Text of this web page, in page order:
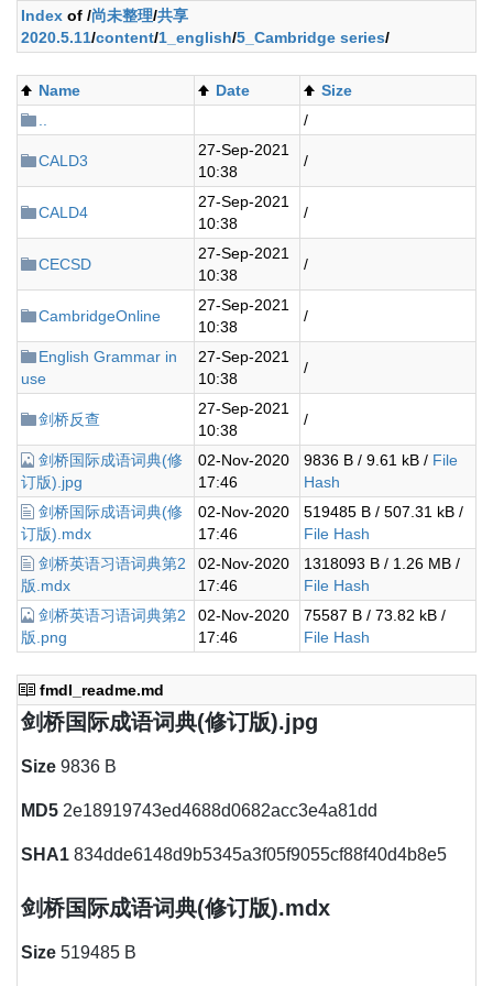
Index of /尚未整理/共享
2020.5.11/content/1_english/5_Cambridge series/
Name Date
Size
/
CALD3
27-Sep-2021
10:38
/
CALD4
27-Sep-2021
10:38
/
CECSD
27-Sep-2021
10:38
/
CambridgeOnline
27-Sep-2021
10:38
/
English Grammar in
use
27-Sep-2021
10:38
/
剑桥反查
27-Sep-2021
10:38
/
剑桥国际成语词典(修
订版).jpg
02-Nov-2020
17:46
9836 B / 9.61 kB / File
Hash
剑桥国际成语词典(修
订版).mdx
02-Nov-2020
17:46
519485 B / 507.31 kB /
File Hash
剑桥英语习语词典第2
版.mdx
02-Nov-2020
17:46
1318093 B / 1.26 MB /
File Hash
剑桥英语习语词典第2
版.png
02-Nov-2020
17:46
75587 B / 73.82 kB /
File Hash
fmdl_readme.md
剑桥国际成语词典(修订版).jpg
Size 9836 B
MD5 2e18919743ed4688d0682acc3e4a81dd
SHA1 834dde6148d9b5345a3f05f9055cf88f40d4b8e5
剑桥国际成语词典(修订版).mdx
Size 519485 B